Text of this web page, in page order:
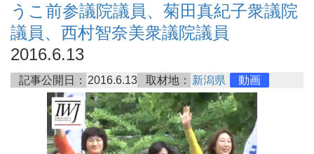
うこ前参議院議員、菊田真紀子衆議院
議員、西村智奈美衆議院議員
2016.6.13
記事公開日： 2016.6.13 取材地： 新潟県 動画